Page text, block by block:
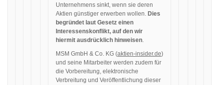
Unternehmens sinkt, wenn sie deren
Aktien günstiger erwerben wollen. Dies
begründet laut Gesetz einen
Interessenskonflikt, auf den wir
hiermit ausdrücklich hinweisen.
MSM GmbH & Co. KG (aktien-insider.de)
und seine Mitarbeiter werden zudem für
die Vorbereitung, elektronische
Verbreitung und Veröffentlichung dieser